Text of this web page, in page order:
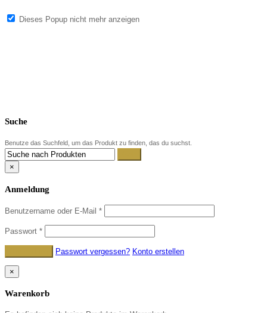
Dieses Popup nicht mehr anzeigen
Suche
Benutze das Suchfeld, um das Produkt zu finden, das du suchst.
×
Anmeldung
Benutzername oder E-Mail *
Passwort *
Passwort vergessen? Konto erstellen
×
Warenkorb